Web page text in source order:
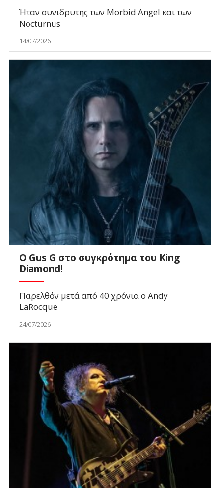
Ήταν συνιδρυτής των Morbid Angel και των
Nocturnus
14/07/2026
O Gus G στο συγκρότημα του King
Diamond!
Παρελθόν μετά από 40 χρόνια ο Andy
LaRocque
24/07/2026